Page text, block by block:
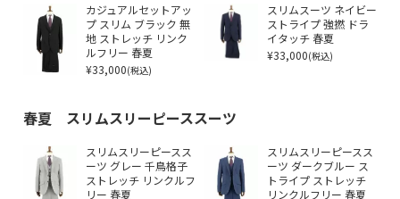
カジュアルセットアッ
プ スリム ブラック 無
地 ストレッチ リンク
ルフリー 春夏
¥33,000(税込)
スリムスーツ ネイビー
ストライプ 強撚 ドラ
イタッチ 春夏
¥33,000(税込)
春夏 スリムスリーピーススーツ
スリムスリーピースス
ーツ グレー 千鳥格子
ストレッチ リンクルフ
リー 春夏
スリムスリーピースス
ーツ ダークブルー ス
トライプ ストレッチ
リンクルフリー 春夏